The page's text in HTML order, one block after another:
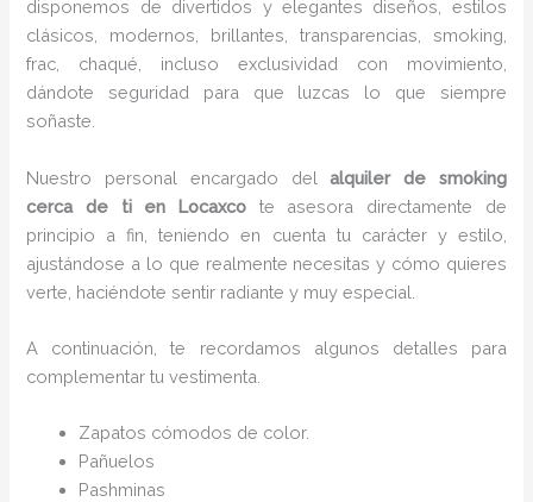
disponemos de divertidos y elegantes diseños, estilos
clásicos, modernos, brillantes, transparencias, smoking,
frac, chaqué, incluso exclusividad con movimiento,
dándote seguridad para que luzcas lo que siempre
soñaste.
Nuestro personal encargado delalquiler de smoking
cerca de ti en Locaxco te asesora directamente de
principio a fin, teniendo en cuenta tu carácter y estilo,
ajustándose a lo que realmente necesitas y cómo quieres
verte, haciéndote sentir radiante y muy especial.
A continuación, te recordamos algunos detalles para
complementar tu vestimenta.
Zapatos cómodos de color.
Pañuelos
Pashminas